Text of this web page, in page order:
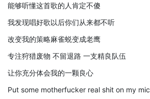
能够听懂这首歌的人肯定不傻
我发现唱好歌以后你们从来都不听
改变我的策略麻雀蜕变成老鹰
专注狩猎废物 不留退路 一支精良队伍
让你充分体会我的一颗良心
Put some motherfucker real shit on my mic